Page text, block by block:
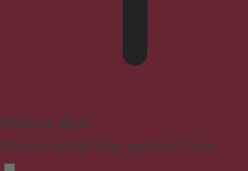
Blindness Mode
Reduces distractions, improves focus